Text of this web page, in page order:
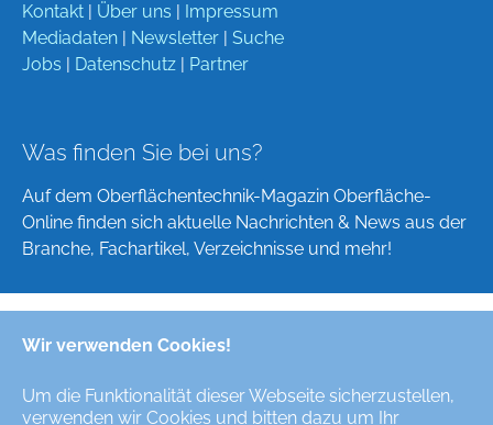
Wir verwenden Cookies!
Um die Funktionalität dieser Webseite sicherzustellen,
verwenden wir Cookies und bitten dazu um Ihr
Kontakt | Über uns | Impressum
Mediadaten | Newsletter | Suche
Jobs | Datenschutz | Partner
Was finden Sie bei uns?
Auf dem Oberflächentechnik-Magazin Oberfläche-
Online finden sich aktuelle Nachrichten & News aus der
Branche, Fachartikel, Verzeichnisse und mehr!
Deutsch